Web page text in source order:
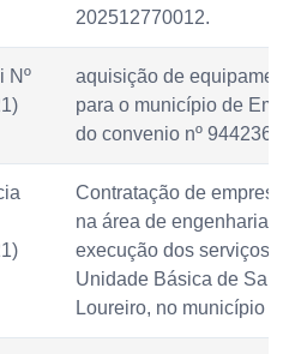
202512770012.
Nº
aquisição de
para o município de
do convenio nº 944236/
Contratação de
na área de engenharia
execução dos serviços
Unidade Básica de
Loureiro, no município